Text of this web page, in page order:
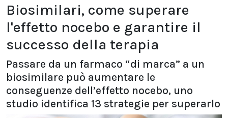
Biosimilari, come superare
l'effetto nocebo e garantire il
successo della terapia
Passare da un farmaco “di marca” a un
biosimilare può aumentare le
conseguenze dell’effetto nocebo, uno
studio identifica 13 strategie per superarlo